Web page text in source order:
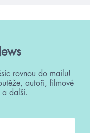
rovnou do mailu!
autoři, filmové
a další.